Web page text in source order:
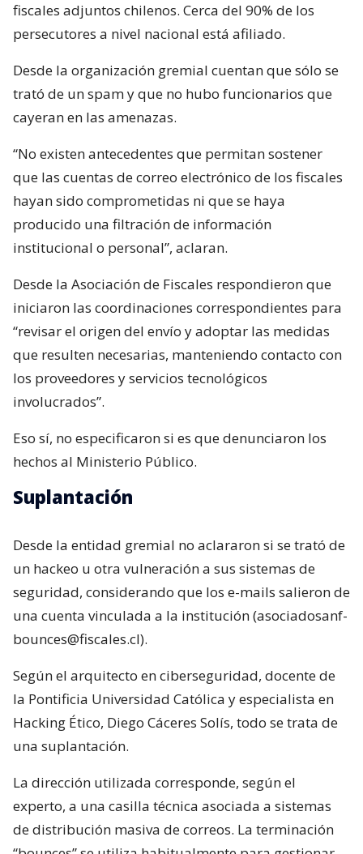
fiscales adjuntos chilenos. Cerca del 90% de los
persecutores a nivel nacional está afiliado.
Desde la organización gremial cuentan que sólo se
trató de un spam y que no hubo funcionarios que
cayeran en las amenazas.
“No existen antecedentes que permitan sostener
que las cuentas de correo electrónico de los fiscales
hayan sido comprometidas ni que se haya
producido una filtración de información
institucional o personal”, aclaran.
Desde la Asociación de Fiscales respondieron que
iniciaron las coordinaciones correspondientes para
“revisar el origen del envío y adoptar las medidas
que resulten necesarias, manteniendo contacto con
los proveedores y servicios tecnológicos
involucrados”.
Eso sí, no especificaron si es que denunciaron los
hechos al Ministerio Público.
Suplantación
Desde la entidad gremial no aclararon si se trató de
un hackeo u otra vulneración a sus sistemas de
seguridad, considerando que los e-mails salieron de
una cuenta vinculada a la institución (asociadosanf-
bounces@fiscales.cl).
Según el arquitecto en ciberseguridad, docente de
la Pontificia Universidad Católica y especialista en
Hacking Ético, Diego Cáceres Solís, todo se trata de
una suplantación.
La dirección utilizada corresponde, según el
experto, a una casilla técnica asociada a sistemas
de distribución masiva de correos. La terminación